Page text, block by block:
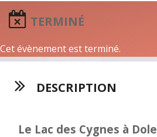
TERMINÉ
Cet évènement est terminé.
DESCRIPTION
Le Lac des Cygnes à Dole